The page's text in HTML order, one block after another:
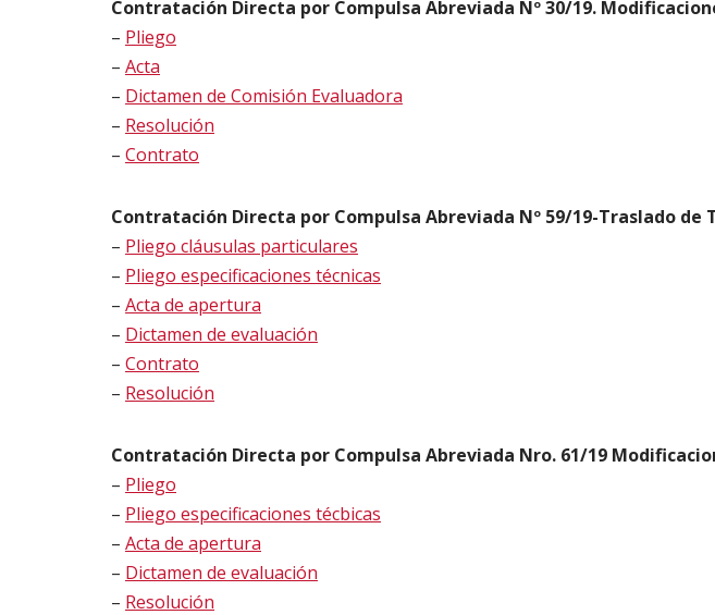
Contratación Directa por Compulsa Abreviada Nº 30/19.
– Pliego
– Acta
– Dictamen de Comisión Evaluadora
– Resolución
– Contrato
Contratación Directa por Compulsa Abreviada Nº 59/19-Traslado
– Pliego cláusulas particulares
– Pliego especificaciones técnicas
– Acta de apertura
– Dictamen de evaluación
– Contrato
– Resolución
Contratación Directa por Compulsa Abreviada Nro. 61/19
– Pliego
– Pliego especificaciones técbicas
– Acta de apertura
– Dictamen de evaluación
– Resolución